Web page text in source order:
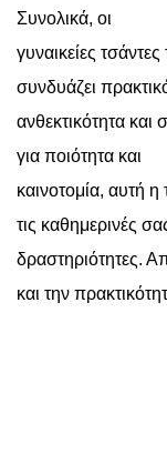
Συνολικά, οι
γυναικείες
συνδυάζει
ανθεκτικότητα και
για ποιότητα και
καινοτομία, αυτή η
τις καθημερινές
δραστηριότητες.
και την